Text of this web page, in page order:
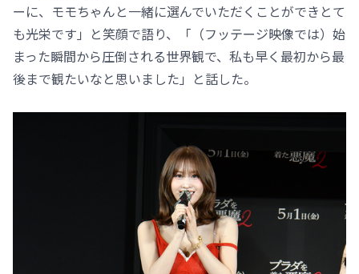
ーに、モモちゃんと一緒に選んでいただくことができとて
も光栄です」と笑顔で語り、「（フッテージ映像では）始
まった瞬間から圧倒される世界観で、私も早く最初から最
後まで観たいなと思いました」と話した。